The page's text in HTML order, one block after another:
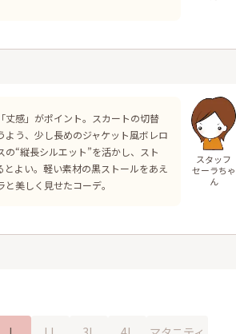
丈感」がポイント。スカートの切替
よう、少し長めのジャケット風ボレロ
“縦長シルエット”を活かし、スト
よい。軽い素材の黒ストールをあえ
美しく見せたコーデ。
スタッフ
セーラちゃ
ん